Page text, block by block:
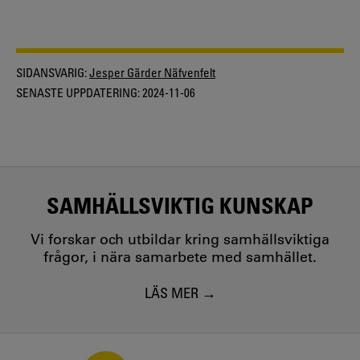
SIDANSVARIG:Jesper Gärder Näfvenfelt
SENASTE UPPDATERING:2024-11-06
SAMHÄLLSVIKTIG KUNSKAP
Vi forskar och utbildar kring samhällsviktiga
frågor, i nära samarbete med samhället.
LÄS MER